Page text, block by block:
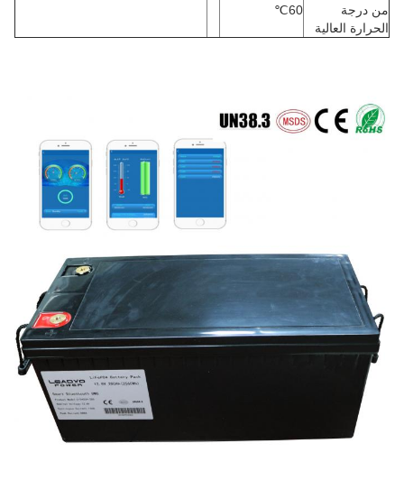
من درجة
الحرارة العالية
60
℃